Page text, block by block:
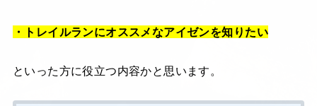
・トレイルランにオススメなアイゼンを知りたい
といった方に役立つ内容かと思います。